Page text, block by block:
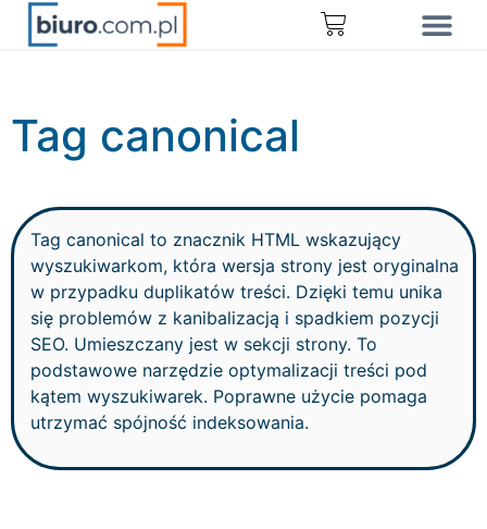
Tag canonical
Tag canonical to znacznik HTML wskazujący
wyszukiwarkom, która wersja strony jest oryginalna
w przypadku duplikatów treści. Dzięki temu unika
się problemów z kanibalizacją i spadkiem pozycji
SEO. Umieszczany jest w sekcji strony. To
podstawowe narzędzie optymalizacji treści pod
kątem wyszukiwarek. Poprawne użycie pomaga
utrzymać spójność indeksowania.